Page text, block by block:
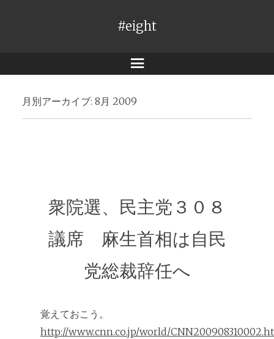
#eight
メ
ー
月別アーカイブ: 8月 2009
衆院選、民主党３０８
議席 麻生首相は自民
党総裁辞任へ
覚えておこう。
http://www.cnn.co.jp/world/